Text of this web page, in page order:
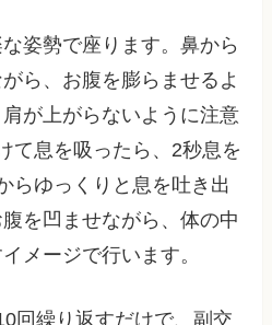
姿勢で座ります。鼻から
ら、お腹を膨らませるよ
が上がらないように注意
て息を吸ったら、2秒息を
らゆっくりと息を吐き出
を凹ませながら、体の中
メージで行います。
回繰り返すだけで、副交